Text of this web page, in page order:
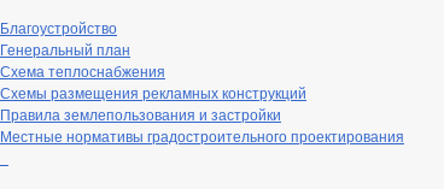
Благоустройство
Генеральный план
Схема теплоснабжения
Схемы размещения рекламных конструкций
Правила землепользования и застройки
Местные нормативы градостроительного проектирования